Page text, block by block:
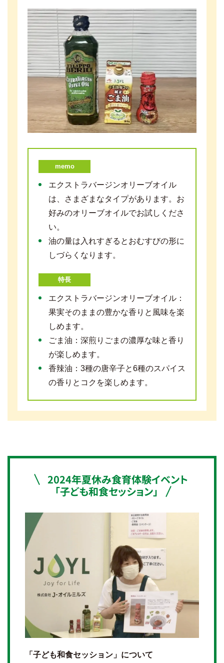
memo
エクストラバージンオリーブオイル
は、さまざまなタイプがあります。お
好みのオリーブオイルでお試しくださ
い。
油の量は入れすぎるとおむすびの形に
しづらくなります。
特長
エクストラバージンオリーブオイル：
果実そのままの豊かな香りと風味を楽
しめます。
ごま油：深煎りごまの濃厚な味と香り
が楽しめます。
香辣油：3種の唐辛子と6種のスパイス
の香りとコクを楽しめます。
2024年夏休み食育体験イベント
「子ども和食セッション」
「子ども和食セッション」について